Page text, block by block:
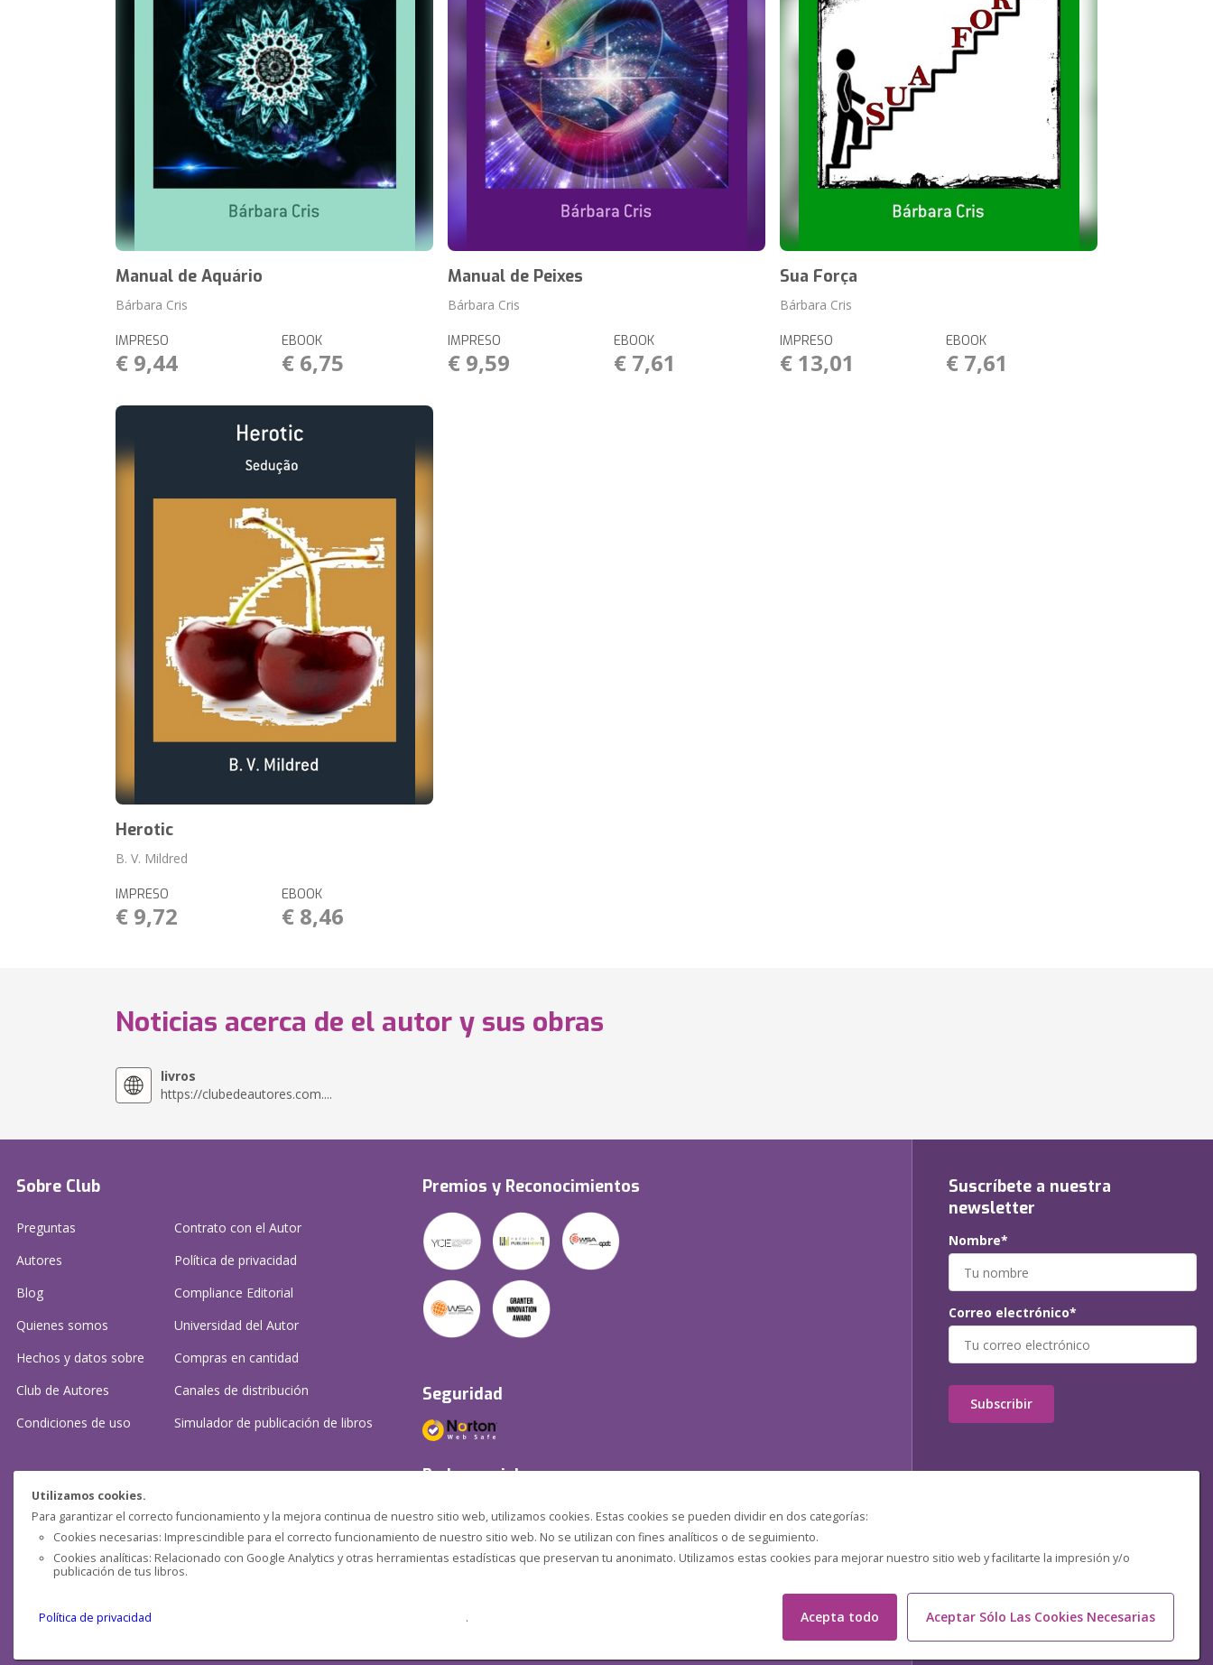
Utilizamos cookies.
Para garantizar el correcto funcionamiento y la mejora continua de nuestro sitio web, utilizamos cookies. Estas cookies se pueden dividir en dos categorías:
Cookies necesarias: Imprescindible para el correcto funcionamiento de nuestro sitio web. No se utilizan con fines analíticos o de seguimiento.
Cookies analíticas: Relacionado con Google Analytics y otras herramientas estadísticas que preservan tu anonimato. Utilizamos estas cookies para mejorar nuestro sitio web y facilitarte la impresión y/o
publicación de tus libros.
Política de privacidad . Acepta todo Aceptar Sólo Las Cookies Necesarias
Manual de Aquário
Bárbara Cris
IMPRESO
€ 9,44
EBOOK
€ 6,75
Manual de Peixes
Bárbara Cris
IMPRESO
€ 9,59
EBOOK
€ 7,61
Sua Força
Bárbara Cris
IMPRESO
€ 13,01
EBOOK
€ 7,61
Herotic
B. V. Mildred
IMPRESO
€ 9,72
EBOOK
€ 8,46
Noticias acerca de el autor y sus obras
livros
https://clubedeautores.com....
Sobre Club
Preguntas
Autores
Blog
Quienes somos
Hechos y datos sobre
Club de Autores
Condiciones de uso
Contrato con el Autor
Política de privacidad
Compliance Editorial
Universidad del Autor
Compras en cantidad
Canales de distribución
Simulador de publicación de libros
¿Necesitas ayuda?
Preguntas frecuentes
Contacta con nosotros: (contacto@clubdeautores.com )
Premios y Reconocimientos
Seguridad
Redes sociales
Suscríbete a nuestra
newsletter
Nombre*
Correo electrónico*
Subscribir
Pensática Lda., Número de Identificação Fiscal 517215560